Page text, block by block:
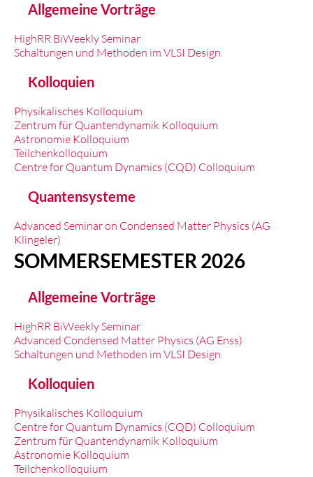
Allgemeine Vorträge
HighRR BiWeekly Seminar
Schaltungen und Methoden im VLSI Design
Kolloquien
Physikalisches Kolloquium
Zentrum für Quantendynamik Kolloquium
Astronomie Kolloquium
Teilchenkolloquium
Centre for Quantum Dynamics (CQD) Colloquium
Quantensysteme
Advanced Seminar on Condensed Matter Physics (AG
Klingeler)
SOMMERSEMESTER 2026
Allgemeine Vorträge
HighRR BiWeekly Seminar
Advanced Condensed Matter Physics (AG Enss)
Schaltungen und Methoden im VLSI Design
Kolloquien
Physikalisches Kolloquium
Centre for Quantum Dynamics (CQD) Colloquium
Zentrum für Quantendynamik Kolloquium
Astronomie Kolloquium
Teilchenkolloquium